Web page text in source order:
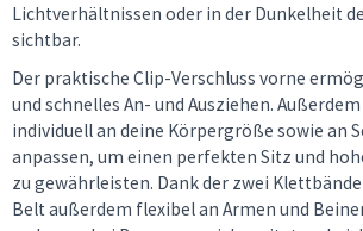
Lichtverhältnissen oder in der Dunkelheit
sichtbar.
Der praktische Clip-Verschluss vorne
und schnelles An- und Ausziehen.
individuell an deine Körpergröße sowie an
anpassen, um einen perfekten Sitz und
zu gewährleisten. Dank der zwei
Belt außerdem flexibel an Armen und